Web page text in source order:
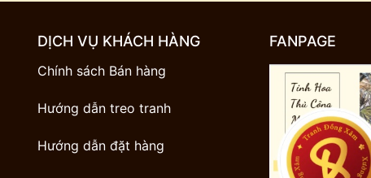
DỊCH VỤ KHÁCH HÀNG
Chính sách Bán hàng
Hướng dẫn treo tranh
Hướng dẫn đặt hàng
FANPAGE